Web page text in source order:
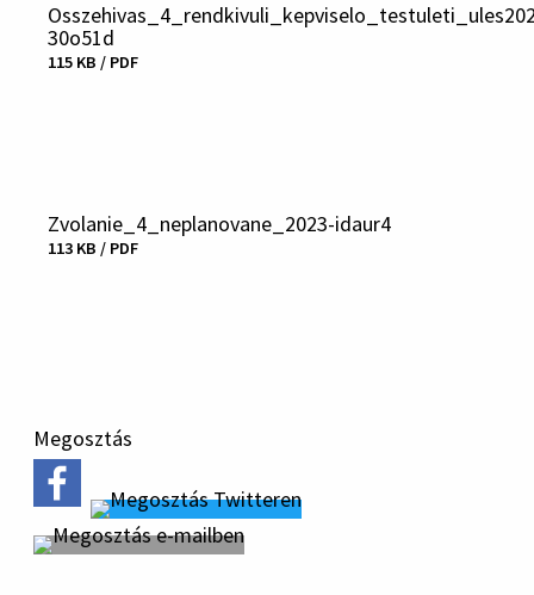
30o51d
115 KB / PDF
Zvolanie_4_neplanovane_2023-idaur4
113 KB / PDF
Megosztás